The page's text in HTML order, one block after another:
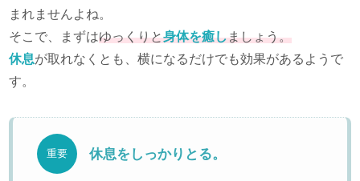
まれませんよね。
そこで、まずはゆっくりと身体を癒しましょう。
休息が取れなくとも、横になるだけでも効果があるようで
す。
重要 休息をしっかりとる。